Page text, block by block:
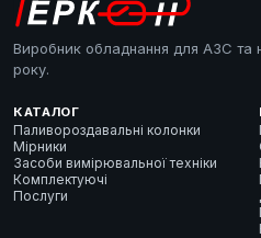
Виробник обладнання для АЗС та
року.
КАТАЛОГ
Паливороздавальні колонки
Мірники
Засоби вимірювальної техніки
Комплектуючі
Послуги